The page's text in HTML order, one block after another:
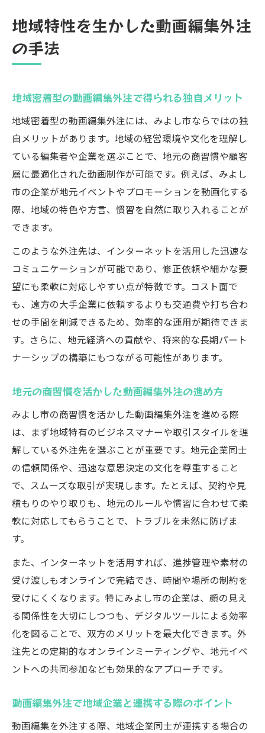
地域特性を生かした動画編集外注
の手法
地域密着型の動画編集外注で得られる独自メリット
地域密着型の動画編集外注には、みよし市ならではの独
自メリットがあります。地域の経営環境や文化を理解し
ている編集者や企業を選ぶことで、地元の商習慣や顧客
層に最適化された動画制作が可能です。例えば、みよし
市の企業が地元イベントやプロモーションを動画化する
際、地域の特色や方言、慣習を自然に取り入れることが
できます。
このような外注先は、インターネットを活用した迅速な
コミュニケーションが可能であり、修正依頼や細かな要
望にも柔軟に対応しやすい点が特徴です。コスト面で
も、遠方の大手企業に依頼するよりも交通費や打ち合わ
せの手間を削減できるため、効率的な運用が期待できま
す。さらに、地元経済への貢献や、将来的な長期パート
ナーシップの構築にもつながる可能性があります。
地元の商習慣を活かした動画編集外注の進め方
みよし市の商習慣を活かした動画編集外注を進める際
は、まず地域特有のビジネスマナーや取引スタイルを理
解している外注先を選ぶことが重要です。地元企業同士
の信頼関係や、迅速な意思決定の文化を尊重すること
で、スムーズな取引が実現します。たとえば、契約や見
積もりのやり取りも、地元のルールや慣習に合わせて柔
軟に対応してもらうことで、トラブルを未然に防げま
す。
また、インターネットを活用すれば、進捗管理や素材の
受け渡しもオンラインで完結でき、時間や場所の制約を
受けにくくなります。特にみよし市の企業は、顔の見え
る関係性を大切にしつつも、デジタルツールによる効率
化を図ることで、双方のメリットを最大化できます。外
注先との定期的なオンラインミーティングや、地元イベ
ントへの共同参加なども効果的なアプローチです。
動画編集外注で地域企業と連携する際のポイント
動画編集を外注する際、地域企業同士が連携する場合の